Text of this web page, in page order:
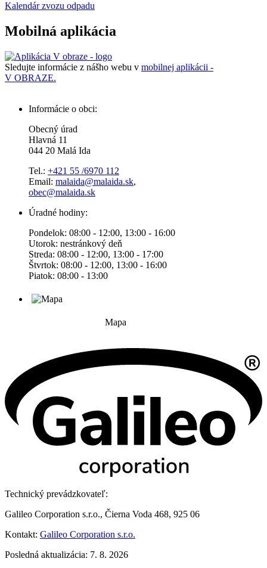
Kalendár zvozu odpadu
Mobilná aplikácia
Sledujte informácie z nášho webu v mobilnej aplikácii -
V OBRAZE.
Informácie o obci:
Obecný úrad
Hlavná 11
044 20 Malá Ida
Tel.: +421 55 /6970 112
Email: malaida@malaida.sk,
obec@malaida.sk
Úradné hodiny:
Pondelok: 08:00 - 12:00, 13:00 - 16:00
Utorok: nestránkový deň
Streda: 08:00 - 12:00, 13:00 - 17:00
Štvrtok: 08:00 - 12:00, 13:00 - 16:00
Piatok: 08:00 - 13:00
Mapa
Technický prevádzkovateľ:
Galileo Corporation s.r.o., Čierna Voda 468, 925 06
Kontakt: Galileo Corporation s.r.o.
Posledná aktualizácia: 7. 8. 2026